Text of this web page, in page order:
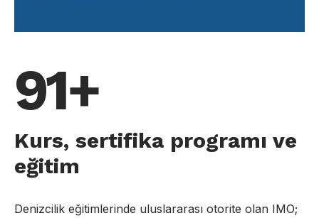
91+
Kurs, sertifika programı ve
eğitim
Denizcilik eğitimlerinde uluslararası otorite olan IMO;